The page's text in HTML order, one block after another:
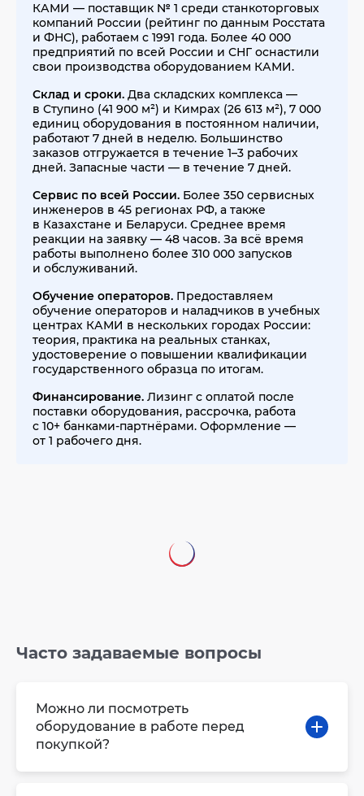
КАМИ — поставщик № 1 среди станкоторговых
компаний России (рейтинг по данным Росстата
и ФНС), работаем с 1991 года. Более 40 000
предприятий по всей России и СНГ оснастили
свои производства оборудованием КАМИ.
Склад и сроки. Два складских комплекса —
в Ступино (41 900 м²) и Кимрах (26 613 м²), 7 000
единиц оборудования в постоянном наличии,
работают 7 дней в неделю. Большинство
заказов отгружается в течение 1–3 рабочих
дней. Запасные части — в течение 7 дней.
Сервис по всей России. Более 350 сервисных
инженеров в 45 регионах РФ, а также
в Казахстане и Беларуси. Среднее время
реакции на заявку — 48 часов. За всё время
работы выполнено более 310 000 запусков
и обслуживаний.
Обучение операторов. Предоставляем
обучение операторов и наладчиков в учебных
центрах КАМИ в нескольких городах России:
теория, практика на реальных станках,
удостоверение о повышении квалификации
государственного образца по итогам.
Финансирование. Лизинг с оплатой после
поставки оборудования, рассрочка, работа
с 10+ банками-партнёрами. Оформление —
от 1 рабочего дня.
Часто задаваемые вопросы
Можно ли посмотреть
оборудование в работе перед
покупкой?